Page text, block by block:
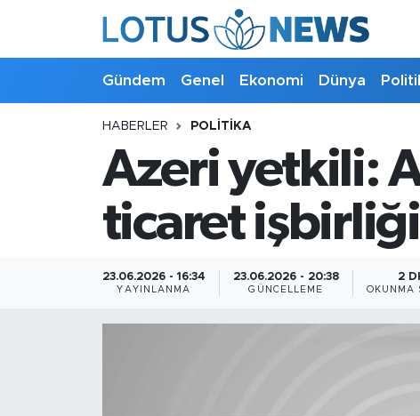
Gündem Genel Ekonomi Dünya
HABERLER POLITIKA
Azeri yetkili:
ticaret işbirliği
23.06.2026 - 16:34
YAYINLANMA
23.06.2026 - 20:38
GÜNCELLEME
2
OKUNMA
Politika